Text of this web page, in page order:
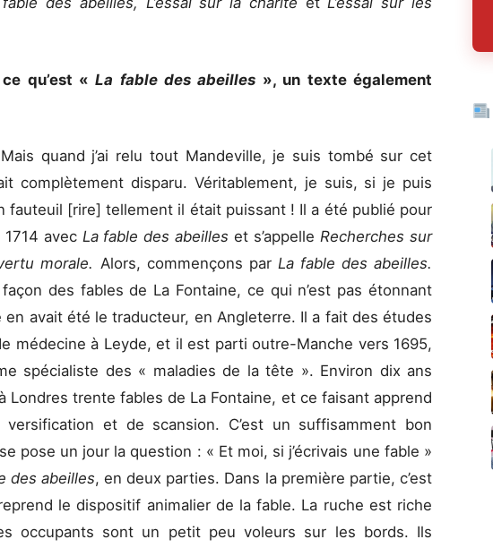
qu’est «La fable des abeilles », un texte également
quand j’ai relu tout Mandeville, je suis tombé sur cet
complètement disparu. Véritablement, je suis, si je puis
fauteuil [rire] tellement il était puissant ! Il a été publié pour
avec La fable des abeilleset s’appelle Recherches sur
morale. Alors, commençons par La fable des abeilles.
des fables de La Fontaine, ce qui n’est pas étonnant
en avait été le traducteur, en Angleterre. Il a fait des études
médecine à Leyde, et il est parti outre-Manche vers 1695,
spécialiste des « maladies de la tête ». Environ dix ans
Londres trente fables de La Fontaine, et ce faisant apprend
et de scansion. C’est un suffisamment bon
pose un jour la question : « Et moi, si j’écrivais une fable »
des abeilles, en deux parties. Dans la première partie, c’est
le dispositif animalier de la fable. La ruche est riche
occupants sont un petit peu voleurs sur les bords. Ils